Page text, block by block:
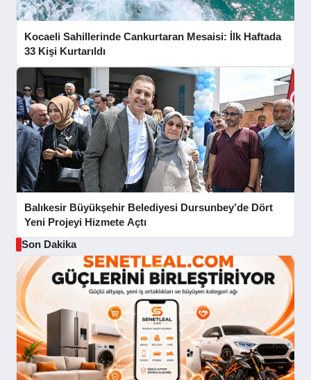
Kocaeli Sahillerinde Cankurtaran Mesaisi: İlk Haftada
33 Kişi Kurtarıldı
Balıkesir Büyükşehir Belediyesi Dursunbey’de Dört
Yeni Projeyi Hizmete Açtı
Son Dakika